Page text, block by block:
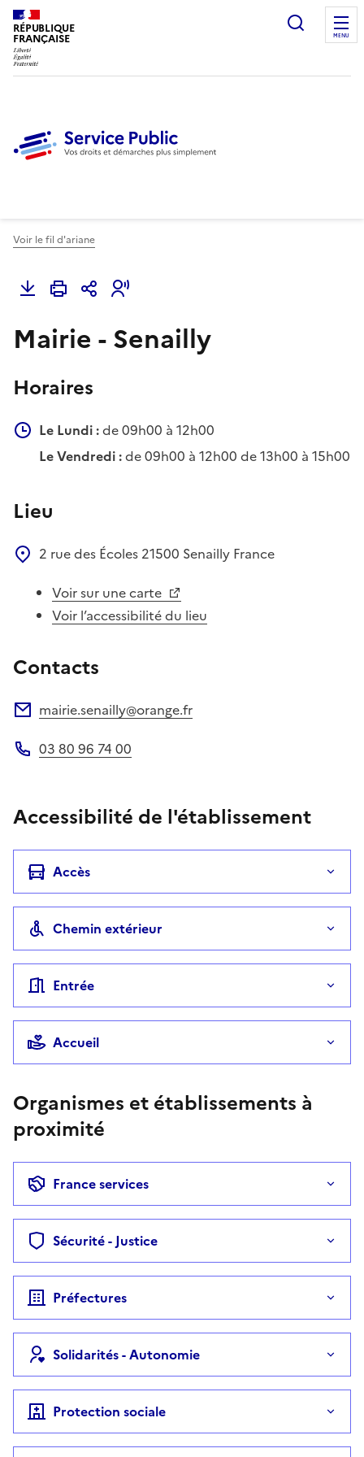
RÉPUBLIQUE
FRANÇAISE
Ouvrir
MENU
Voir le fil d'ariane
Mairie - Senailly
Horaires
Le Lundi :de 09h00 à 12h00
Le Vendredi :de 09h00 à 12h00 de 13h00 à 15h00
Lieu
2 rue des Écoles 21500 Senailly France
Voir sur une carte
Voir l’accessibilité du lieu
Contacts
mairie.senailly@orange.fr
03 80 96 74 00
Accessibilité de l'établissement
Accès
Chemin extérieur
Entrée
Accueil
Organismes et établissements à
proximité
France services
Sécurité - Justice
Préfectures
Solidarités - Autonomie
Protection sociale